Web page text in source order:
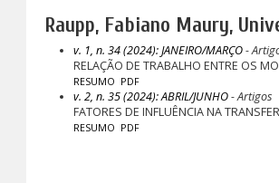
Raupp, Fabiano Maury,
v. 1, n. 34 (2024): JANEIRO/MARÇO-
RELAÇÃO DE TRABALHO ENTRE OS
RESUMO PDF
v. 2, n. 35 (2024): ABRIL/JUNHO- Artigos
FATORES DE INFLUÊNCIA NA
RESUMO PDF